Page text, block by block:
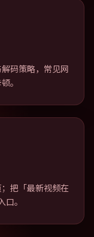
码策略，常见网
。
把「最新视频在
。